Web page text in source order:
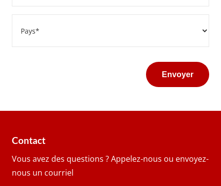
*
Contact
Vous avez des questions ? Appelez-nous ou envoyez-
nous un courriel